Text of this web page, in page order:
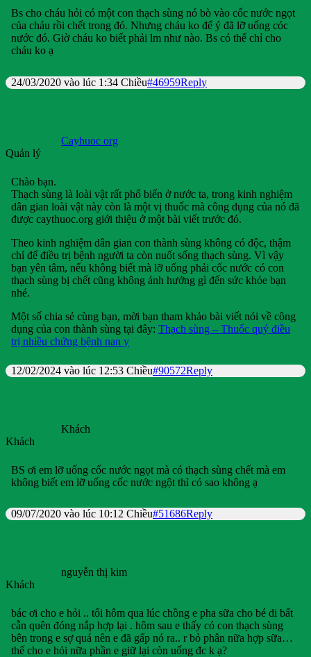
Bs cho cháu hỏi có một con thạch sùng nó bò vào cốc nước ngọt
của cháu rồi chết trong đó. Nhưng cháu ko để ý đã lỡ uống cóc
nước đó. Giờ cháu ko biết phải lm như nào. Bs có thể chỉ cho
cháu ko ạ
24/03/2020 vào lúc 1:34 Chiều#46959Reply
Cayhuoc org
Quản lý
Chào bạn.
Thạch sùng là loài vật rất phổ biến ở nước ta, trong kinh nghiệm
dân gian loài vật này còn là một vị thuốc mà công dụng của nó đã
được caythuoc.org giới thiệu ở một bài viết trước đó.
Theo kinh nghiệm dân gian con thành sùng không có độc, thậm
chí để điều trị bệnh người ta còn nuốt sống thạch sùng. Vì vậy
bạn yên tâm, nếu không biết mà lỡ uống phải cốc nước có con
thạch sùng bị chết cũng không ảnh hưởng gì đến sức khỏe bạn
nhé.
Một số chia sẻ cùng bạn, mời bạn tham khảo bài viết nói về công
dụng của con thành sùng tại đây: Thạch sùng – Thuốc quý điều
trị nhiều chứng bệnh nan y
12/02/2024 vào lúc 12:53 Chiều#90572Reply
Khách
Khách
BS ơi em lỡ uống cốc nước ngọt mà có thạch sùng chết mà em
không biết em lỡ uống cốc nước ngột thì có sao không ạ
09/07/2020 vào lúc 10:12 Chiều#51686Reply
nguyễn thị kim
Khách
bác ơi cho e hỏi .. tối hôm qua lúc chồng e pha sữa cho bé di bất
cẫn quên đóng nắp hợp lại . hôm sau e thấy có con thạch sùng
bên trong e sợ quá nên e đã gấp nó ra.. r bỏ phân nữa hợp sữa…
thế cho e hỏi nữa phần e giữ lại còn uống đc k ạ?